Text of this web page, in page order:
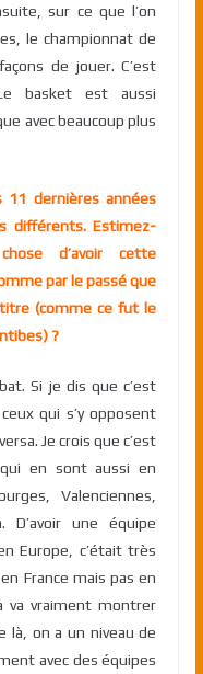
sur ce que l’on
le championnat de
de jouer. C’est
basket est aussi
avec beaucoup plus
11 dernières années
différents. Estimez-
d’avoir cette
par le passé que
(comme ce fut le
?
Si je dis que c’est
qui s’y opposent
Je crois que c’est
en sont aussi en
Valenciennes,
D’avoir une équipe
Europe, c’était très
France mais pas en
va vraiment montrer
là, on a un niveau de
avec des équipes